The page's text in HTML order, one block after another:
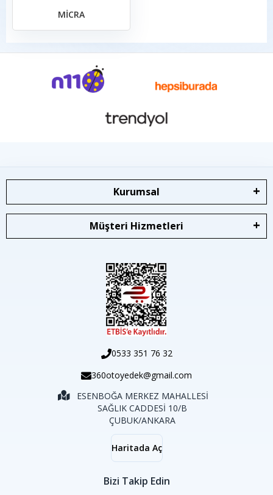
MİCRA
Kurumsal
Müşteri Hizmetleri
0533 351 76 32
360otoyedek@gmail.com
ESENBOĞA MERKEZ MAHALLESİ
SAĞLIK CADDESİ 10/B
ÇUBUK/ANKARA
Haritada Aç
Bizi Takip Edin